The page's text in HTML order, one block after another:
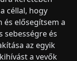
céllal, hogy
és elősegítsem a
sebességre és
az egyik
a vevők